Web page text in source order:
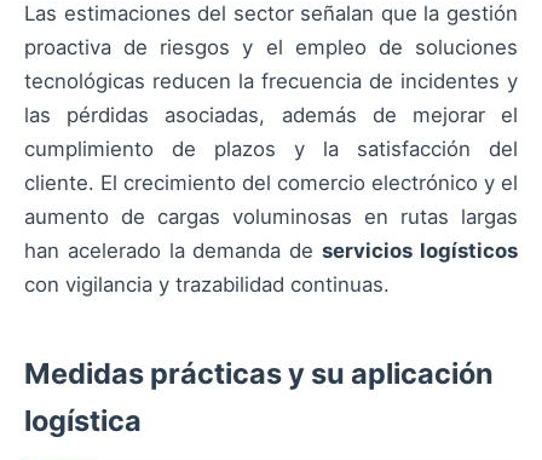
Las estimaciones del sector señalan que la gestión
proactiva de riesgos y el empleo de soluciones
tecnológicas reducen la frecuencia de incidentes y
las pérdidas asociadas, además de mejorar el
cumplimiento de plazos y la satisfacción del
cliente. El crecimiento del comercio electrónico y el
aumento de cargas voluminosas en rutas largas
han acelerado la demanda deservicios logísticos
con vigilancia y trazabilidad continuas.
Medidas prácticas y su aplicación
logística